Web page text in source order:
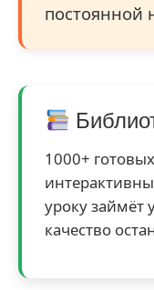
постоянной
1000+
уроку займёт
качество